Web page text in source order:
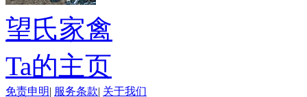
望氏家禽
Ta的主页
免责申明| 服务条款| 关于我们